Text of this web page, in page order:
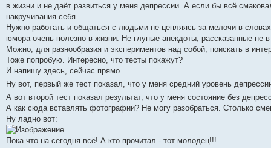
в жизни и не даёт развиться у меня депрессии. А если бы всё
накручивания себя.
Нужно работать и общаться с людьми не цепляясь за мелочи в
юмора очень полезно в жизни. Не глупые анекдоты, рассказанные не
Можно, для разнообразия и экспериментов над собой, поискать в
Тоже попробую. Интересно, что тесты покажут?
И напишу здесь, сейчас прямо.
Ну вот, первый же тест показал, что у меня средний уровень
А вот второй тест показал результат, что у меня состояние без
А как сюда вставлять фотографии? Не могу разобраться. Столько
Ну ладно вот:
Пока что на сегодня всё! А кто прочитал - тот молодец!!!